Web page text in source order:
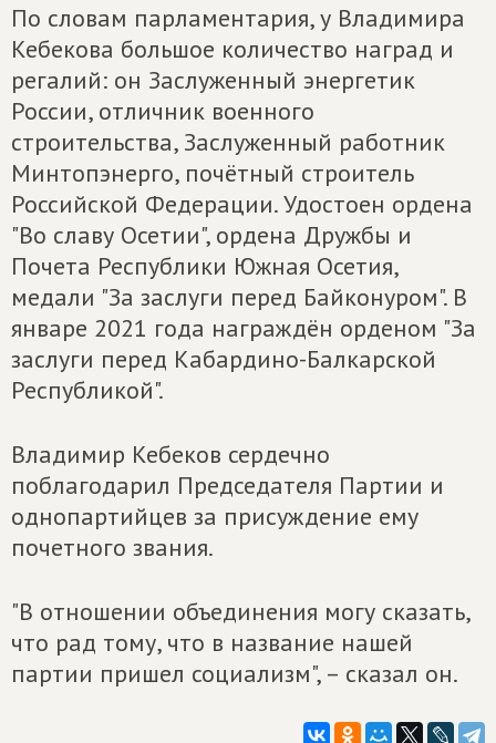
По словам парламентария, у Владимира
Кебекова большое количество наград и
регалий: он Заслуженный энергетик
России, отличник военного
строительства, Заслуженный работник
Минтопэнерго, почётный строитель
Российской Федерации. Удостоен ордена
"Во славу Осетии", ордена Дружбы и
Почета Республики Южная Осетия,
медали "За заслуги перед Байконуром". В
январе 2021 года награждён орденом "За
заслуги перед Кабардино-Балкарской
Республикой".
Владимир Кебеков сердечно
поблагодарил Председателя Партии и
однопартийцев за присуждение ему
почетного звания.
"В отношении объединения могу сказать,
что рад тому, что в название нашей
партии пришел социализм", – сказал он.